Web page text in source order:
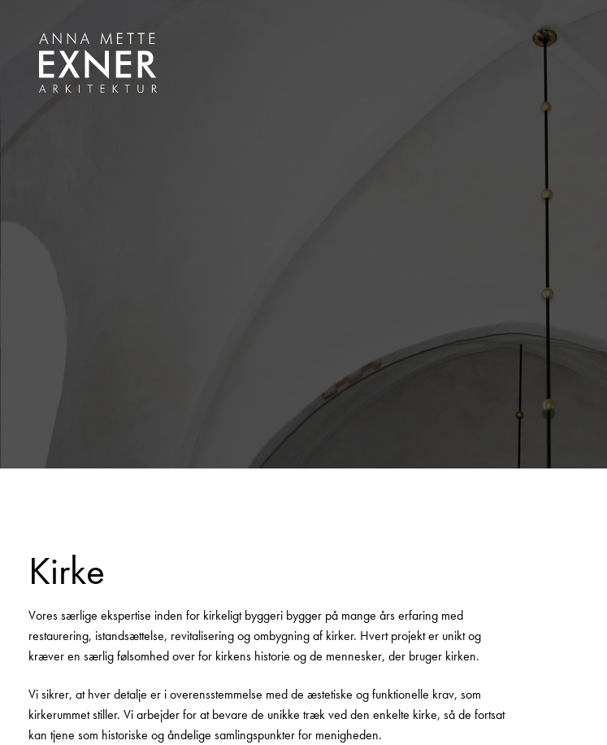
Kirke
Vores særlige ekspertise inden for kirkeligt byggeri bygger på mange års erfaring med
restaurering, istandsættelse, revitalisering og ombygning af kirker. Hvert projekt er unikt og
kræver en særlig følsomhed over for kirkens historie og de mennesker, der bruger kirken.
Vi sikrer, at hver detalje er i overensstemmelse med de æstetiske og funktionelle krav, som
kirkerummet stiller. Vi arbejder for at bevare de unikke træk ved den enkelte kirke, så de fortsat
kan tjene som historiske og åndelige samlingspunkter for menigheden.